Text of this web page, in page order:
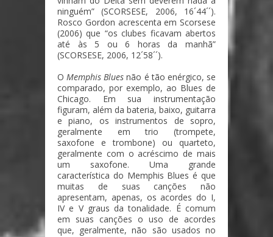
ninguém” (SCORSESE, 2006, 16´44´´).
Rosco Gordon acrescenta em Scorsese
(2006) que “os clubes ficavam abertos
até às 5 ou 6 horas da manhã”
(SCORSESE, 2006, 12´58´´).
OMemphis Blues não é tão enérgico, se
comparado, por exemplo, ao Blues de
Chicago. Em sua instrumentação
figuram, além da bateria, baixo, guitarra
e piano, os instrumentos de sopro,
geralmente em trio (trompete,
saxofone e trombone) ou quarteto,
geralmente com o acréscimo de mais
um saxofone. Uma grande
característica do Memphis Blues é que
muitas de suas canções não
apresentam, apenas, os acordes do I,
IV e V graus da tonalidade. É comum
em suas canções o uso de acordes
que, geralmente, não são usados no